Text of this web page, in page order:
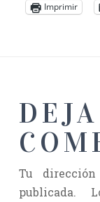
Imprimir
Tu
publicada.